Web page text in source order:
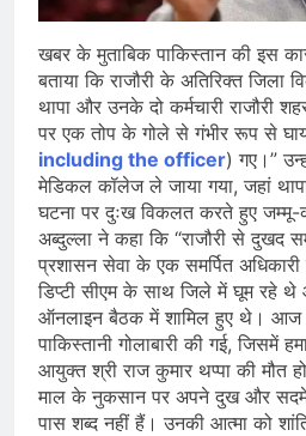
खबर के मुताबिक पाकिस्तान की इस
बताया कि राजौरी के अतिरिक्त जिला
थापा और उनके दो कर्मचारी राजौरी
पर एक तोप के गोले से गंभीर रूप से
including the officer) गए।”
मेडिकल कॉलेज ले जाया गया, जहां
घटना पर दुःख विकलत करते हुए जम्मू-
अब्दुल्ला ने कहा कि “राजौरी से दुखद
प्रशासन सेवा के एक समर्पित
डिप्टी सीएम के साथ जिले में घूम रहे थे
ऑनलाइन बैठक में शामिल हुए थे। आज
पाकिस्तानी गोलाबारी की गई, जिसमें
आयुक्त श्री राज कुमार थप्पा की मौत
माल के नुकसान पर अपने दुख और
पास शब्द नहीं हैं। उनकी आत्मा को